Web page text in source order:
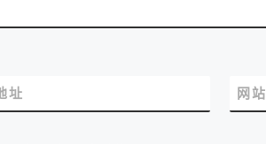
址 网